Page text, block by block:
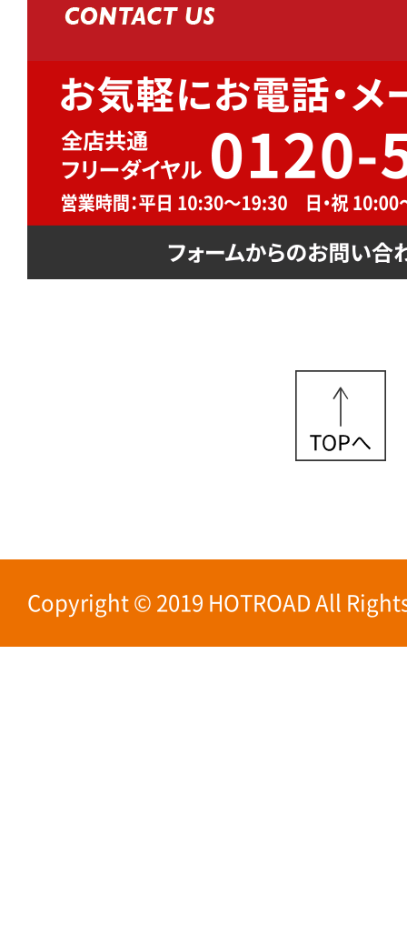
Copyright © 2019 HOTROAD All